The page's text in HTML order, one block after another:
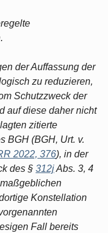
der Auffassung der
zu reduzieren,
Schutzzweck der
auf diese daher nicht
zitierte
BGH (BGH, Urt. v.
2022, 376), in der
des § 312jAbs. 3, 4
Konstellation
Fall bereits